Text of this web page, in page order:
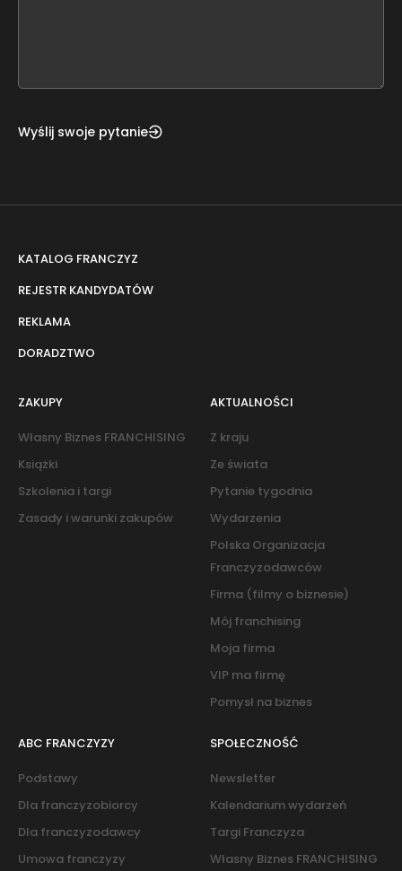
Wyślij swoje pytanie
KATALOG FRANCZYZ
REJESTR KANDYDATÓW
REKLAMA
DORADZTWO
ZAKUPY
Własny Biznes FRANCHISING
Książki
Szkolenia i targi
Zasady i warunki zakupów
AKTUALNOŚCI
Z kraju
Ze świata
Pytanie tygodnia
Wydarzenia
Polska Organizacja
Franczyzodawców
Firma (filmy o biznesie)
Mój franchising
Moja firma
VIP ma firmę
Pomysł na biznes
ABC FRANCZYZY
Podstawy
Dla franczyzobiorcy
Dla franczyzodawcy
Umowa franczyzy
SPOŁECZNOŚĆ
Newsletter
Kalendarium wydarzeń
Targi Franczyza
Własny Biznes FRANCHISING